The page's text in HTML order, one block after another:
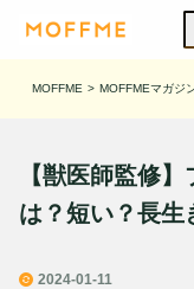
MOFFME > MOFFMEマガジ
【獣医師監修
は？短い？長生
2024-01-11